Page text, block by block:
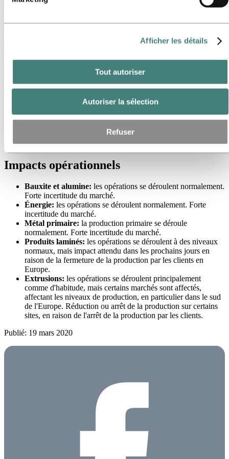
Afficher les détails
Tout autoriser
Autoriser la sélection
Refuser
divers segments, Hydro prendra les mesures nécessaires pour
L’équipe d’urgence d’Hydro est mobilisée et travaille en étroite
collaboration avec tous les secteurs d’activité pour surveiller et
coordonner la planification d’urgence et les mesures d’atténuation au
sein de l’entreprise.
Impact sur les personnes
La réduction ou l'arrêt de la production dans les usines peut entraîner
des mises à pied temporaires.
Impacts opérationnels
Bauxite et alumine: les opérations se déroulent normalement.
Forte incertitude du marché.
Énergie: les opérations se déroulent normalement. Forte
incertitude du marché.
Métal primaire: la production primaire se déroule
normalement. Forte incertitude du marché.
Produits laminés: les opérations se déroulent à des niveaux
normaux, mais impact attendu dans les prochains jours en
raison de la fermeture de la production par les clients en
Europe.
Extrusions: les opérations se déroulent principalement
comme d'habitude, mais certains marchés sont affectés,
affectant les niveaux de production, en particulier dans le sud
de l'Europe. Réduction ou arrêt de la production sur certains
sites, en raison de l'arrêt de la production par les clients.
Publié: 19 mars 2020